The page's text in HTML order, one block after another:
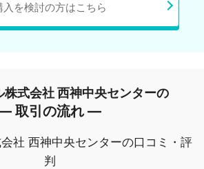
入を検討の方はこちら
株式会社 西神中央センターの
取引の流れ ―
社 西神中央センターの口コミ・評
判